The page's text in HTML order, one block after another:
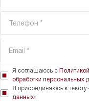
Я соглашаюсь с
обработки персональных
Я присоединяюсь к тексту
данных»